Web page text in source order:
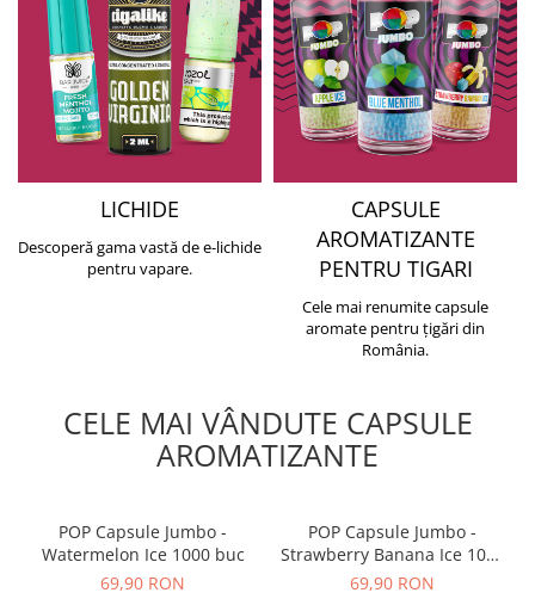
LICHIDE
Descoperă gama vastă de e-lichide
pentru vapare.
CAPSULE
AROMATIZANTE
PENTRU TIGARI
Cele mai renumite capsule
aromate pentru țigări din
România.
CELE MAI VÂNDUTE CAPSULE
AROMATIZANTE
POP Capsule Jumbo -
Watermelon Ice 1000 buc
69,90 RON
POP Capsule Jumbo -
Strawberry Banana Ice 1000
buc
69,90 RON